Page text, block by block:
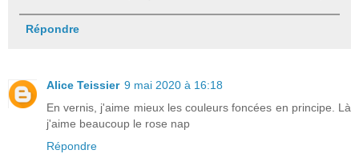
Répondre
Alice Teissier 9 mai 2020 à 16:18
En vernis, j'aime mieux les couleurs foncées en principe. Là
j'aime beaucoup le rose nap
Répondre